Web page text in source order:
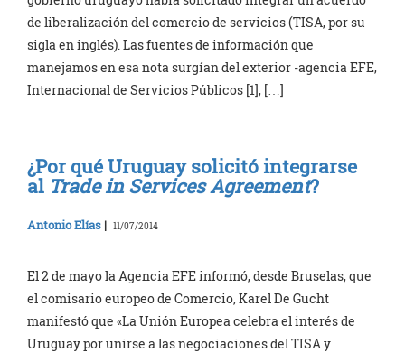
de liberalización del comercio de servicios (TISA, por su
sigla en inglés). Las fuentes de información que
manejamos en esa nota surgían del exterior -agencia EFE,
Internacional de Servicios Públicos [1], […]
¿Por qué Uruguay solicitó integrarse
al Trade in Services Agreement?
Antonio Elías | 11/07/2014
El 2 de mayo la Agencia EFE informó, desde Bruselas, que
el comisario europeo de Comercio, Karel De Gucht
manifestó que «La Unión Europea celebra el interés de
Uruguay por unirse a las negociaciones del TISA y